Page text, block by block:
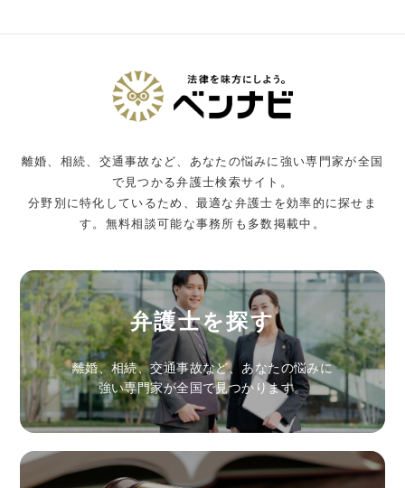
離婚、相続、交通事故など、あなたの悩みに強い専門家が全国
で見つかる弁護士検索サイト。
分野別に特化しているため、最適な弁護士を効率的に探せま
す。無料相談可能な事務所も多数掲載中。
弁護士を探す
離婚、相続、交通事故など、あなたの悩みに
強い専門家が全国で見つかります。